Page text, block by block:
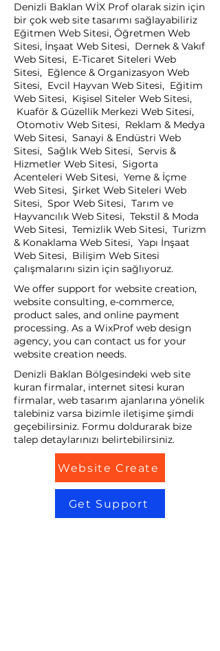
Denizli Baklan WİX Prof olarak sizin için
bir çok web site tasarımı sağlayabiliriz
Eğitmen Web Sitesi, Öğretmen Web
Sitesi, İnşaat Web Sitesi, Dernek & Vakıf
Web Sitesi, E-Ticaret Siteleri Web
Sitesi, Eğlence & Organizasyon Web
Sitesi, Evcil Hayvan Web Sitesi, Eğitim
Web Sitesi, Kişisel Siteler Web Sitesi,
Kuaför & Güzellik Merkezi Web Sitesi,
Otomotiv Web Sitesi, Reklam & Medya
Web Sitesi, Sanayi & Endüstri Web
Sitesi, Sağlık Web Sitesi, Servis &
Hizmetler Web Sitesi, Sigorta
Acenteleri Web Sitesi, Yeme & İçme
Web Sitesi, Şirket Web Siteleri Web
Sitesi, Spor Web Sitesi, Tarım ve
Hayvancılık Web Sitesi, Tekstil & Moda
Web Sitesi, Temizlik Web Sitesi, Turizm
& Konaklama Web Sitesi, Yapı İnşaat
Web Sitesi, Bilişim Web Sitesi
çalışmalarını sizin için sağlıyoruz.
We offer support for website creation,
website consulting, e-commerce,
product sales, and online payment
processing. As a WixProf web design
agency, you can contact us for your
website creation needs.
Denizli Baklan Bölgesindeki web site
kuran firmalar, internet sitesi kuran
firmalar, web tasarım ajanlarına yönelik
talebiniz varsa bizimle iletişime şimdi
geçebilirsiniz. Formu doldurarak bize
talep detaylarınızı belirtebilirsiniz.
Website Create
Get Support